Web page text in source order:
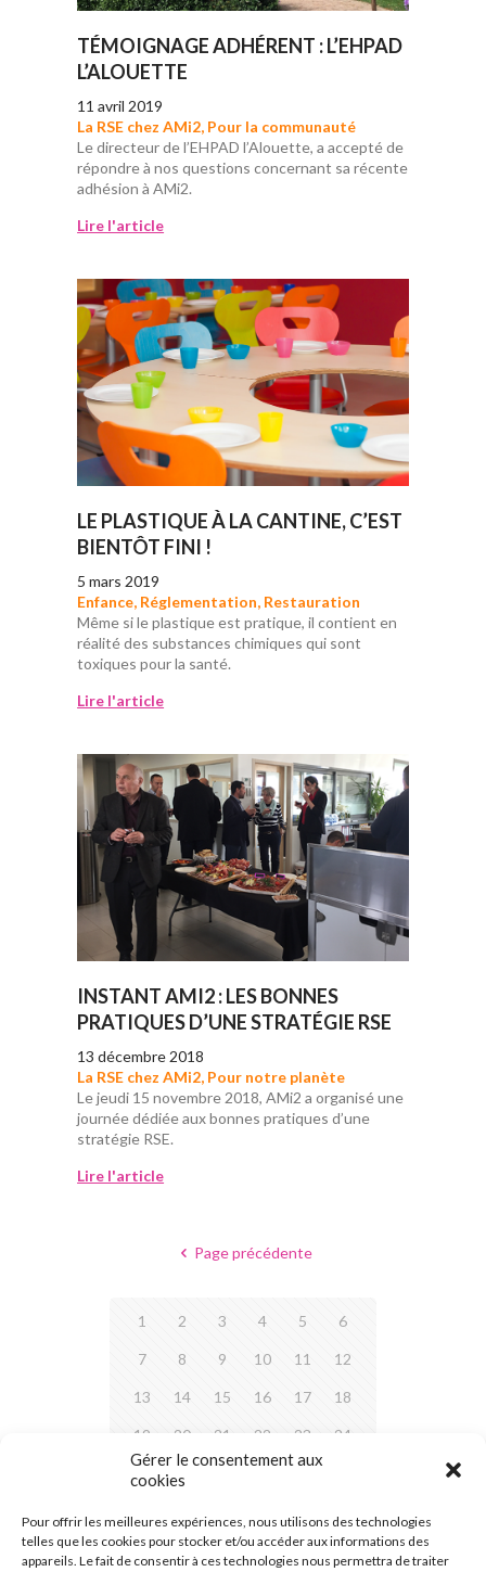
Gérer le consentement aux
cookies
Pour offrir les meilleures expériences, nous utilisons des technologies
telles que les cookies pour stocker et/ou accéder aux informations des
appareils. Le fait de consentir à ces technologies nous permettra de traiter
TÉMOIGNAGE ADHÉRENT : L’EHPAD
L’ALOUETTE
11 avril 2019
La RSE chez AMi2, Pour la communauté
Le directeur de l’EHPAD l’Alouette, a accepté de
répondre à nos questions concernant sa récente
adhésion à AMi2.
Lire l'article
LE PLASTIQUE À LA CANTINE, C’EST
BIENTÔT FINI !
5 mars 2019
Enfance, Réglementation, Restauration
Même si le plastique est pratique, il contient en
réalité des substances chimiques qui sont
toxiques pour la santé.
Lire l'article
INSTANT AMI2 : LES BONNES
PRATIQUES D’UNE STRATÉGIE RSE
13 décembre 2018
La RSE chez AMi2, Pour notre planète
Le jeudi 15 novembre 2018, AMi2 a organisé une
journée dédiée aux bonnes pratiques d’une
stratégie RSE.
Lire l'article
Page précédente
1 2 3 4 5 6
7 8 9 10 11 12
13 14 15 16 17 18
19 20 21 22 23 24
Page suivante